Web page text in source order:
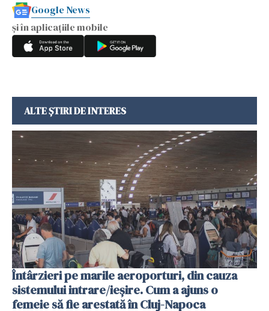
Google News
și în aplicațiile mobile
ALTE ȘTIRI DE INTERES
Întârzieri pe marile aeroporturi, din cauza
sistemului intrare/ieșire. Cum a ajuns o
femeie să fie arestată în Cluj-Napoca